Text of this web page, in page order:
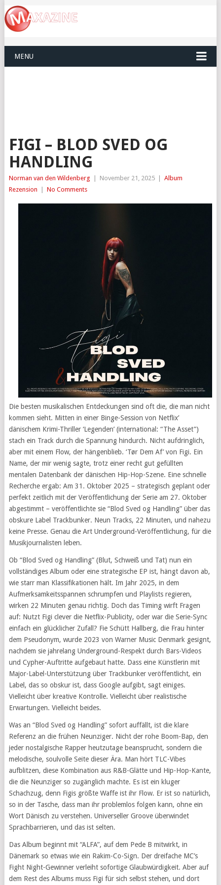
MENU
FIGI – BLOD SVED OG
HANDLING
Norman van den Wildenberg November 21, 2025
Album
Rezension
No Comments
Die besten musikalischen Entdeckungen sind oft die, die man nicht
kommen sieht. Mitten in einer Binge-Session von Netflix’
dänischem Krimi-Thriller ‘Legenden’ (international: “The Asset”)
stach ein Track durch die Spannung hindurch. Nicht aufdringlich,
aber mit einem Flow, der hängenblieb. ‘Tør Dem Af’ von Figi. Ein
Name, der mir wenig sagte, trotz einer recht gut gefüllten
mentalen Datenbank der dänischen Hip-Hop-Szene. Eine schnelle
Recherche ergab: Am 31. Oktober 2025 – strategisch geplant oder
perfekt zeitlich mit der Veröffentlichung der Serie am 27. Oktober
abgestimmt – veröffentlichte sie “Blod Sved og Handling” über das
obskure Label Trackbunker. Neun Tracks, 22 Minuten, und nahezu
keine Presse. Genau die Art Underground-Veröffentlichung, für die
Musikjournalisten leben.
Ob “Blod Sved og Handling” (Blut, Schweiß und Tat) nun ein
vollständiges Album oder eine strategische EP ist, hängt davon ab,
wie starr man Klassifikationen hält. Im Jahr 2025, in dem
Aufmerksamkeitsspannen schrumpfen und Playlists regieren,
wirken 22 Minuten genau richtig. Doch das Timing wirft Fragen
auf: Nutzt Figi clever die Netflix-Publicity, oder war die Serie-Sync
einfach ein glücklicher Zufall? Fie Schütt Hallberg, die Frau hinter
dem Pseudonym, wurde 2023 von Warner Music Denmark gesignt,
nachdem sie jahrelang Underground-Respekt durch Bars-Videos
und Cypher-Auftritte aufgebaut hatte. Dass eine Künstlerin mit
Major-Label-Unterstützung über Trackbunker veröffentlicht, ein
Label, das so obskur ist, dass Google aufgibt, sagt einiges.
Vielleicht über kreative Kontrolle. Vielleicht über realistische
Erwartungen. Vielleicht beides.
Was an “Blod Sved og Handling” sofort auffällt, ist die klare
Referenz an die frühen Neunziger. Nicht der rohe Boom-Bap, den
jeder nostalgische Rapper heutzutage beansprucht, sondern die
melodische, soulvolle Seite dieser Ära. Man hört TLC-Vibes
aufblitzen, diese Kombination aus R&B-Glätte und Hip-Hop-Kante,
die die Neunziger so zugänglich machte. Es ist ein kluger
Schachzug, denn Figis größte Waffe ist ihr Flow. Er ist so natürlich,
so in der Tasche, dass man ihr problemlos folgen kann, ohne ein
Wort Dänisch zu verstehen. Universeller Groove überwindet
Sprachbarrieren, und das ist selten.
Das Album beginnt mit “ALFA”, auf dem Pede B mitwirkt, in
Dänemark so etwas wie ein Rakim-Co-Sign. Der dreifache MC’s
Fight Night-Gewinner verleiht sofortige Glaubwürdigkeit. Aber auf
dem Rest des Albums muss Figi für sich selbst stehen, und dort